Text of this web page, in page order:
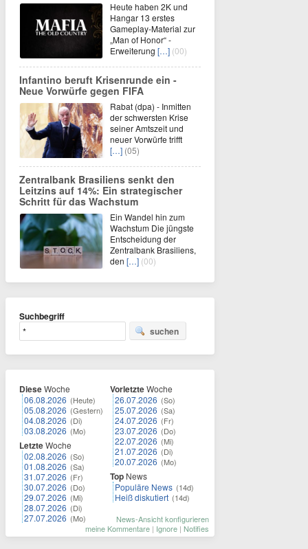
Heute haben 2K und
Hangar 13 erstes
Gameplay-Material zur
„Man of Honor“ -
Erweiterung […] (00)
Infantino beruft Krisenrunde ein -
Neue Vorwürfe gegen FIFA
Rabat (dpa) - Inmitten
der schwersten Krise
seiner Amtszeit und
neuer Vorwürfe trifft
[…] (05)
Zentralbank Brasiliens senkt den
Leitzins auf 14%: Ein strategischer
Schritt für das Wachstum
Ein Wandel hin zum
Wachstum Die jüngste
Entscheidung der
Zentralbank Brasiliens,
den […] (00)
Suchbegriff
suchen
DieseWoche
06.08.2026 (Heute)
05.08.2026 (Gestern)
04.08.2026 (Di)
03.08.2026 (Mo)
LetzteWoche
02.08.2026 (So)
01.08.2026 (Sa)
31.07.2026 (Fr)
30.07.2026 (Do)
29.07.2026 (Mi)
28.07.2026 (Di)
27.07.2026 (Mo)
VorletzteWoche
26.07.2026 (So)
25.07.2026 (Sa)
24.07.2026 (Fr)
23.07.2026 (Do)
22.07.2026 (Mi)
21.07.2026 (Di)
20.07.2026 (Mo)
Top News
Populäre News (14d)
Heiß diskutiert (14d)
News-Ansicht konfigurieren
meine Kommentare | Ignore | Notifies